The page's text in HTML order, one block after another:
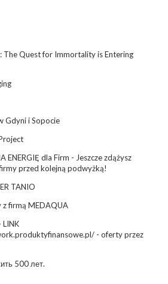
The Quest for Immortality is Entering
Gdyni i Sopocie
ENERGIĘ dla Firm - Jeszcze zdążysz
przed kolejną podwyżką!
TANIO
z firmą MEDAQUA
LINK
- oferty przez
500 лет.